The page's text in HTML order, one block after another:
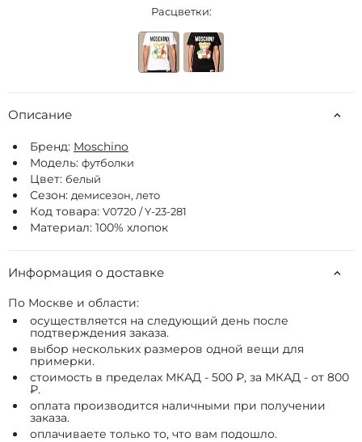
Расцветки:
Описание
Бренд: Moschino
Модель: футболки
Цвет: белый
Сезон: демисезон, лето
Код товара: V0720 / Y-23-281
Материал: 100% хлопок
Информация о доставке
По Москве и области:
осуществляется на следующий день после
подтверждения заказа.
выбор нескольких размеров одной вещи для
примерки.
стоимость в пределах МКАД - 500 ₽, за МКАД - от 800
₽.
оплата производится наличными при получении
заказа.
оплачиваете только то, что вам подошло.